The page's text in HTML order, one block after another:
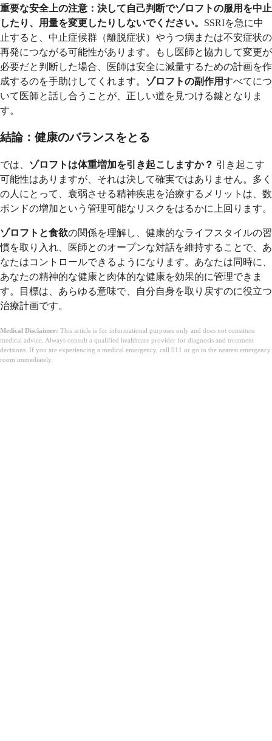
重要な安全上の注意： 決して自己判断でゾロフトの服用を中止
したり、用量を変更したりしないでください。 SSRIを急に中
止すると、中止症候群（離脱症状）やうつ病または不安症状の
再発につながる可能性があります。もし医師と協力して変更が
必要だと判断した場合、医師は安全に減量するための計画を作
成するのを手助けしてくれます。 ゾロフトの副作用すべてにつ
いて医師と話し合うことが、正しい道を見つける鍵となりま
す。
結論：健康のバランスをとる
では、 ゾロフトは体重増加を引き起こしますか？ 引き起こす
可能性はありますが、それは決して確実ではありません。多く
の人にとって、衰弱させる精神疾患を治療するメリットは、数
ポンドの増加という管理可能なリスクをはるかに上回ります。
ゾロフトと食欲の関係を理解し、健康的なライフスタイルの習
慣を取り入れ、医師とのオープンな対話を維持することで、あ
なたはコントロールできるようになります。あなたは同時に、
あなたの精神的な健康と肉体的な健康を効果的に管理できま
す。目標は、あらゆる意味で、自分自身を取り戻すのに役立つ
治療計画です。
Medical Disclaimer: This article is for informational purposes only and does not constitute
medical advice. Always consult a qualified healthcare provider for diagnosis and treatment
decisions. If you are experiencing a medical emergency, call 911 or go to the nearest emergency
room immediately.